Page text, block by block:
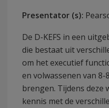
Presentator (s):
De D-KEFS in een
die bestaat uit
om het executief
en volwassenen van
brengen. Tijdens deze
kennis met de